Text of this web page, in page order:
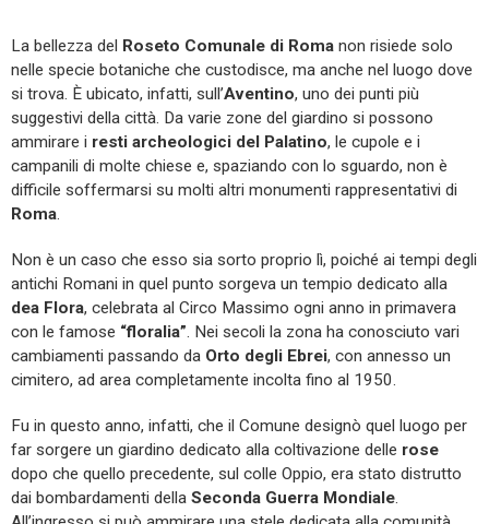
La bellezza del Roseto Comunale di Roma non risiede solo
nelle specie botaniche che custodisce, ma anche nel luogo dove
si trova. È ubicato, infatti, sull’Aventino, uno dei punti più
suggestivi della città. Da varie zone del giardino si possono
ammirare i resti archeologici del Palatino, le cupole e i
campanili di molte chiese e, spaziando con lo sguardo, non è
difficile soffermarsi su molti altri monumenti rappresentativi di
Roma.
Non è un caso che esso sia sorto proprio lì, poiché ai tempi degli
antichi Romani in quel punto sorgeva un tempio dedicato alla
dea Flora, celebrata al Circo Massimo ogni anno in primavera
con le famose “floralia”. Nei secoli la zona ha conosciuto vari
cambiamenti passando da Orto degli Ebrei, con annesso un
cimitero, ad area completamente incolta fino al 1950.
Fu in questo anno, infatti, che il Comune designò quel luogo per
far sorgere un giardino dedicato alla coltivazione delle rose
dopo che quello precedente, sul colle Oppio, era stato distrutto
dai bombardamenti della Seconda Guerra Mondiale.